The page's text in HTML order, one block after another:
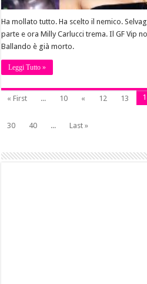
Ha mollato tutto. Ha scelto il nemico.
parte e ora Milly Carlucci trema. Il GF Vip
Ballando è già morto.
Leggi Tutto »
« First ... 10 « 12 13
30
40 ... Last »